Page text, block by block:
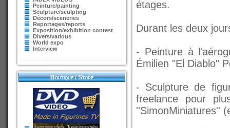
Peinture/painting
Sculpture/sculpting
Décors/sceneries
Reportages/reports
Exposition/exhibition contest
Divers/various
World expo
Interview
Boutique / Store
étages.
Durant les deux
- Peinture à
Émilien "El Diablo"
- Sculpture de
freelance pour
''SimonMiniatures''